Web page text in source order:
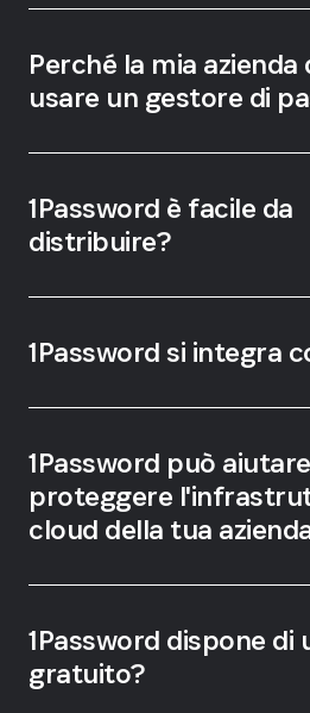
Emergency Kit
Perché la mia
usare un gestore di
1Password è facile da
distribuire?
automatizzare le attività
comuni
1Password si integra
con SSO
1Password può
proteggere
cloud della tua
per sviluppatori
1Password dispone di
gratuito?